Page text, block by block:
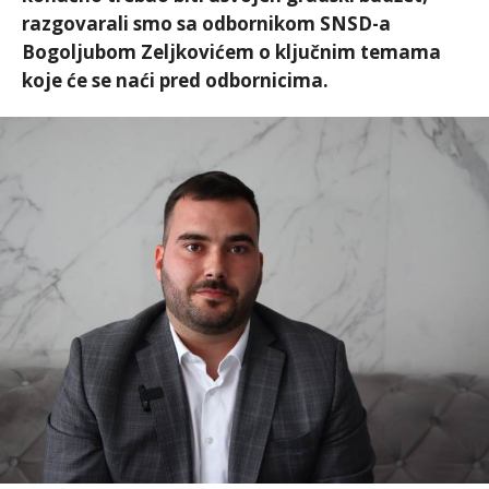
razgovarali smo sa odbornikom SNSD-a
Bogoljubom Zeljkovićem o ključnim temama
koje će se naći pred odbornicima.